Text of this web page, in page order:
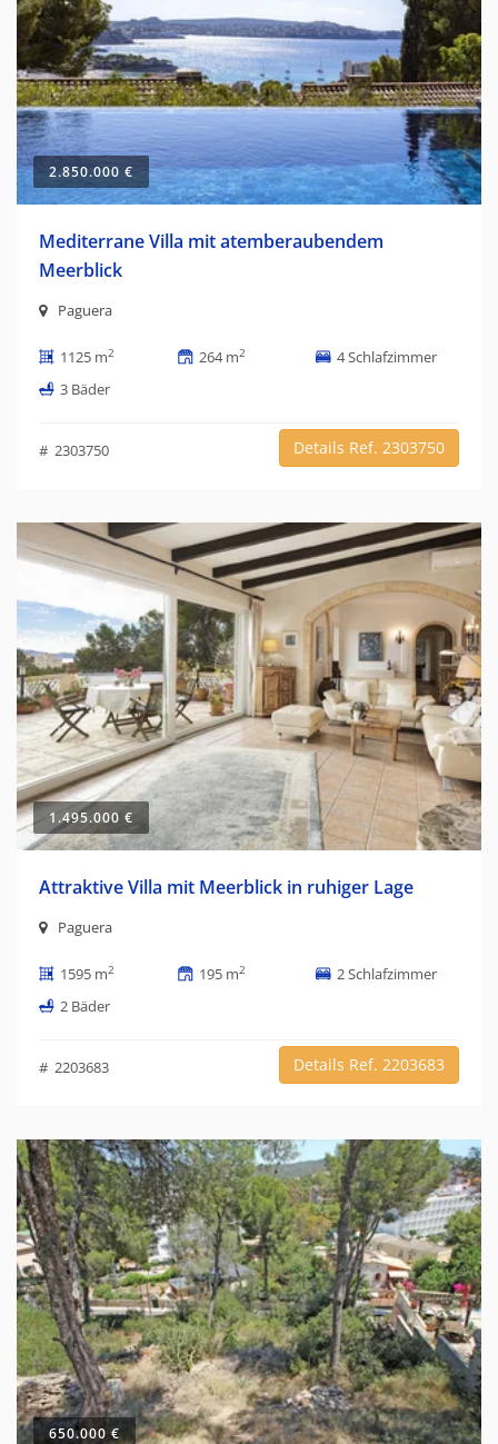
2.850.000 €
Mediterrane Villa mit atemberaubendem
Meerblick
Paguera
1125 m2 264 m2
4 Schlafzimmer
3 Bäder
# 2303750 Details Ref. 2303750
1.495.000 €
Attraktive Villa mit Meerblick in ruhiger Lage
Paguera
1595 m2 195 m2
2 Schlafzimmer
2 Bäder
# 2203683 Details Ref. 2203683
650.000 €